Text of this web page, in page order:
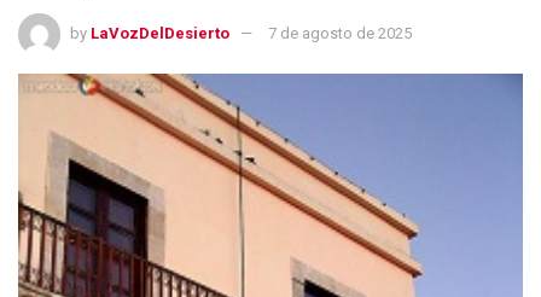
by LaVozDelDesierto 7 de agosto de 2025